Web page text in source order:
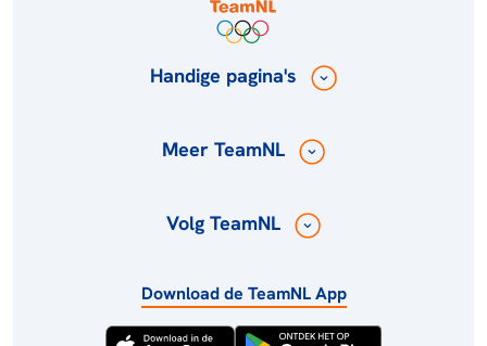
Handige pagina's
Meer TeamNL
Volg TeamNL
Download de TeamNL App